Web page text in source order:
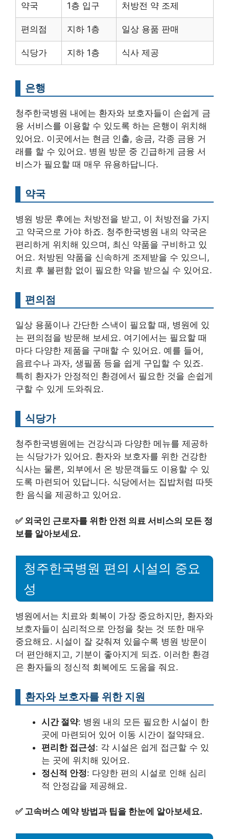
약국 1층 입구 처방전 약 조제
편의점 지하 1층 일상 용품 판매
식당가 지하 1층 식사 제공
은행
청주한국병원 내에는 환자와 보호자들이 손쉽게 금
융 서비스를 이용할 수 있도록 하는 은행이 위치해
있어요. 이곳에서는 현금 인출, 송금, 각종 금융 거
래를 할 수 있어요. 병원 방문 중 긴급하게 금융 서
비스가 필요할 때 매우 유용하답니다.
약국
병원 방문 후에는 처방전을 받고, 이 처방전을 가지
고 약국으로 가야 하죠. 청주한국병원 내의 약국은
편리하게 위치해 있으며, 최신 약품을 구비하고 있
어요. 처방된 약품을 신속하게 조제받을 수 있으니,
치료 후 불편함 없이 필요한 약을 받으실 수 있어요.
편의점
일상 용품이나 간단한 스낵이 필요할 때, 병원에 있
는 편의점을 방문해 보세요. 여기에서는 필요할 때
마다 다양한 제품을 구매할 수 있어요. 예를 들어,
음료수나 과자, 생필품 등을 쉽게 구입할 수 있죠.
특히 환자가 안정적인 환경에서 필요한 것을 손쉽게
구할 수 있게 도와줘요.
식당가
청주한국병원에는 건강식과 다양한 메뉴를 제공하
는 식당가가 있어요. 환자와 보호자를 위한 건강한
식사는 물론, 외부에서 온 방문객들도 이용할 수 있
도록 마련되어 있답니다. 식당에서는 집밥처럼 따뜻
한 음식을 제공하고 있어요.
✅ 외국인 근로자를 위한 안전 의료 서비스의 모든 정
보를 알아보세요.
청주한국병원 편의 시설의 중요
성
병원에서는 치료와 회복이 가장 중요하지만, 환자와
보호자들이 심리적으로 안정을 찾는 것 또한 매우
중요해요. 시설이 잘 갖춰져 있을수록 병원 방문이
더 편안해지고, 기분이 좋아지게 되죠. 이러한 환경
은 환자들의 정신적 회복에도 도움을 줘요.
환자와 보호자를 위한 지원
시간 절약: 병원 내의 모든 필요한 시설이 한
곳에 마련되어 있어 이동 시간이 절약돼요.
편리한 접근성: 각 시설은 쉽게 접근할 수 있
는 곳에 위치해 있어요.
정신적 안정: 다양한 편의 시설로 인해 심리
적 안정감을 제공해요.
✅ 고속버스 예약 방법과 팁을 한눈에 알아보세요.